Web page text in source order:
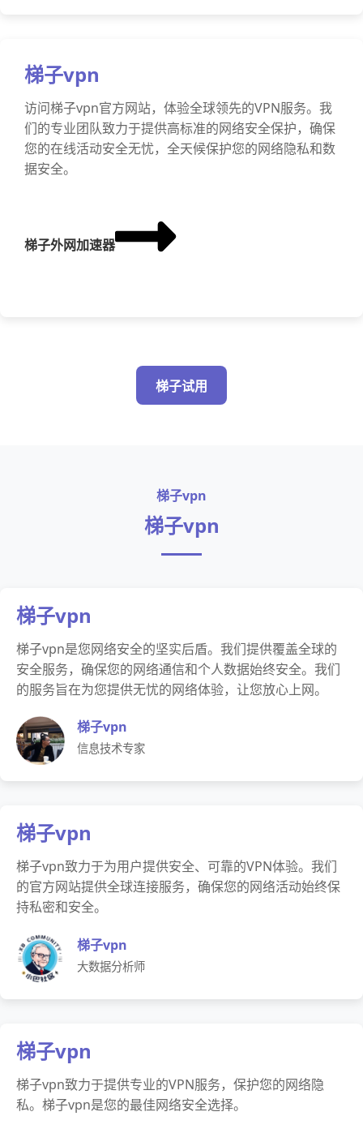
梯子vpn
访问梯子vpn官方网站，体验全球领先的VPN服务。我
们的专业团队致力于提供高标准的网络安全保护，确保
您的在线活动安全无忧，全天候保护您的网络隐私和数
据安全。
梯子外网加速器
梯子试用
梯子vpn
梯子vpn
梯子vpn
梯子vpn是您网络安全的坚实后盾。我们提供覆盖全球的
安全服务，确保您的网络通信和个人数据始终安全。我们
的服务旨在为您提供无忧的网络体验，让您放心上网。
梯子vpn
信息技术专家
梯子vpn
梯子vpn致力于为用户提供安全、可靠的VPN体验。我们
的官方网站提供全球连接服务，确保您的网络活动始终保
持私密和安全。
梯子vpn
大数据分析师
梯子vpn
梯子vpn致力于提供专业的VPN服务，保护您的网络隐
私。梯子vpn是您的最佳网络安全选择。